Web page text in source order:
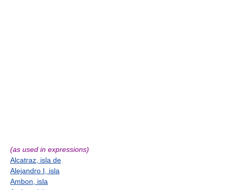
(as used in expressions)
Alcatraz, isla de
Alejandro I, isla
Ambon, isla